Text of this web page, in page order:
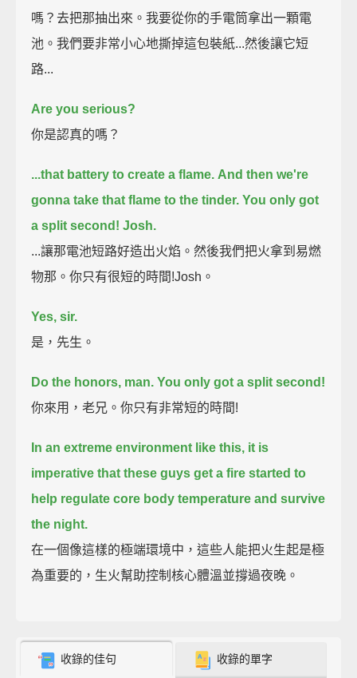
嗎？去把那抽出來。我要從你的手電筒拿出一顆電
池。我們要非常小心地撕掉這包裝紙...然後讓它短
路...
Are you serious?
你是認真的嗎？
...that battery to create a flame. And then we're
gonna take that flame to the tinder. You only got
a split second! Josh.
...讓那電池短路好造出火焰。然後我們把火拿到易燃
物那。你只有很短的時間!Josh。
Yes, sir.
是，先生。
Do the honors, man. You only got a split second!
你來用，老兄。你只有非常短的時間!
In an extreme environment like this, it is
imperative that these guys get a fire started to
help regulate core body temperature and survive
the night.
在一個像這樣的極端環境中，這些人能把火生起是極
為重要的，生火幫助控制核心體溫並撐過夜晚。
收錄的佳句 收錄的單字